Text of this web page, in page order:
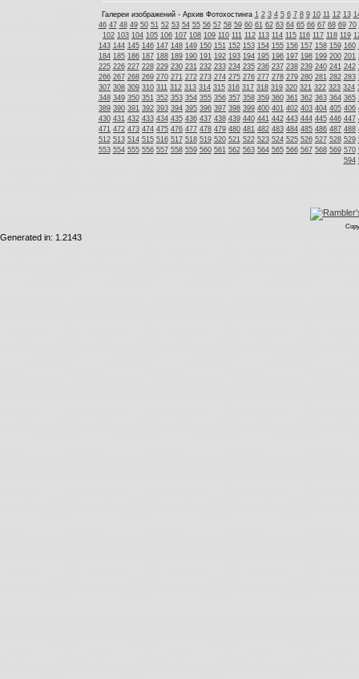
Галереи изображений - Архив Фотохостинга 1 2 3 4 5 6 7 8 9 10 11 12 13
46 47 48 49 50 51 52 53 54 55 56 57 58 59 60 61 62 63 64 65 66 67 68 69 70
102 103 104 105 106 107 108 109 110 111 112 113 114 115 116 117 118 119
143 144 145 146 147 148 149 150 151 152 153 154 155 156 157 158 159 160
184 185 186 187 188 189 190 191 192 193 194 195 196 197 198 199 200 201
225 226 227 228 229 230 231 232 233 234 235 236 237 238 239 240 241 242
266 267 268 269 270 271 272 273 274 275 276 277 278 279 280 281 282 283
307 308 309 310 311 312 313 314 315 316 317 318 319 320 321 322 323 324
348 349 350 351 352 353 354 355 356 357 358 359 360 361 362 363 364 365
389 390 391 392 393 394 395 396 397 398 399 400 401 402 403 404 405 406
430 431 432 433 434 435 436 437 438 439 440 441 442 443 444 445 446 447
471 472 473 474 475 476 477 478 479 480 481 482 483 484 485 486 487 488
512 513 514 515 516 517 518 519 520 521 522 523 524 525 526 527 528 529
553 554 555 556 557 558 559 560 561 562 563 564 565 566 567 568 569 570
594
Generated in: 1.2143